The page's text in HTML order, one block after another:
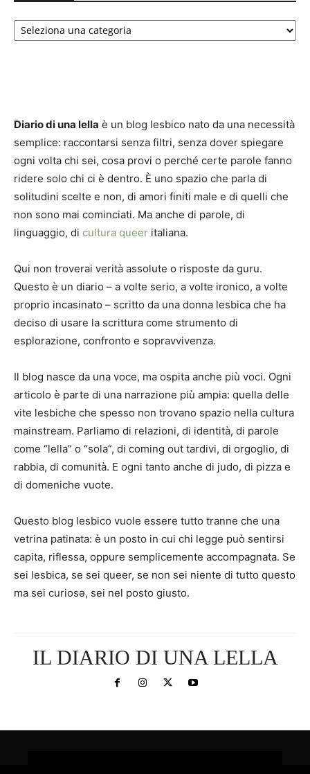
Categorie
Diario di una lella è un blog lesbico nato da una necessità
semplice: raccontarsi senza filtri, senza dover spiegare
ogni volta chi sei, cosa provi o perché certe parole fanno
ridere solo chi ci è dentro. È uno spazio che parla di
solitudini scelte e non, di amori finiti male e di quelli che
non sono mai cominciati. Ma anche di parole, di
linguaggio, di cultura queer italiana.
Qui non troverai verità assolute o risposte da guru.
Questo è un diario – a volte serio, a volte ironico, a volte
proprio incasinato – scritto da una donna lesbica che ha
deciso di usare la scrittura come strumento di
esplorazione, confronto e sopravvivenza.
Il blog nasce da una voce, ma ospita anche più voci. Ogni
articolo è parte di una narrazione più ampia: quella delle
vite lesbiche che spesso non trovano spazio nella cultura
mainstream. Parliamo di relazioni, di identità, di parole
come “lella” o “sola”, di coming out tardivi, di orgoglio, di
rabbia, di comunità. E ogni tanto anche di judo, di pizza e
di domeniche vuote.
Questo blog lesbico vuole essere tutto tranne che una
vetrina patinata: è un posto in cui chi legge può sentirsi
capita, riflessa, oppure semplicemente accompagnata. Se
sei lesbica, se sei queer, se non sei niente di tutto questo
ma sei curiosə, sei nel posto giusto.
IL DIARIO DI UNA LELLA